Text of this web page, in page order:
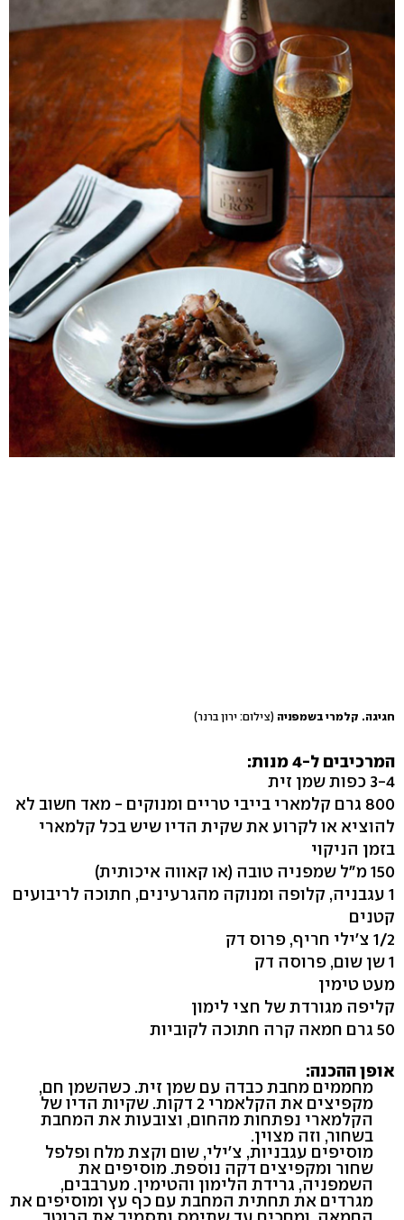
חגיגה. קלמרי בשמפניה (צילום: ירון ברנר)
המרכיבים ל-4 מנות:
3-4 כפות שמן זית
800 גרם קלמארי בייבי טריים ומנוקים - מאד חשוב לא
להוציא או לקרוע את שקית הדיו שיש בכל קלמארי
בזמן הניקוי
150 מ"ל שמפניה טובה (או קאווה איכותית)
1 עגבניה, קלופה ומנוקה מהגרעינים, חתוכה לריבועים
קטנים
1/2 צ'ילי חריף, פרוס דק
1 שן שום, פרוסה דק
מעט טימין
קליפה מגורדת של חצי לימון
50 גרם חמאה קרה חתוכה לקוביות
אופן ההכנה:
מחממים מחבת כבדה עם שמן זית. כשהשמן חם,
מקפיצים את הקלאמרי 2 דקות. שקיות הדיו של
הקלמארי נפתחות מהחום, וצובעות את המחבת
בשחור, וזה מצוין.
מוסיפים עגבניות, צ'ילי, שום וקצת מלח ופלפל
שחור ומקפיצים דקה נוספת. מוסיפים את
השמפניה, גרידת הלימון והטימין. מערבבים,
מגרדים את תחתית המחבת עם כף עץ ומוסיפים את